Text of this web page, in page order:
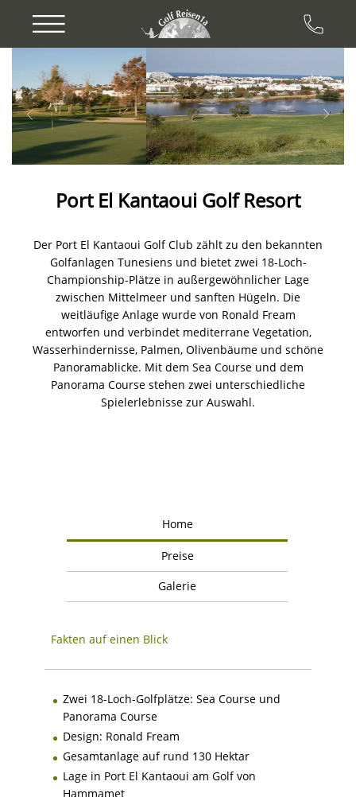
Port El Kantaoui Golf Resort
Der Port El Kantaoui Golf Club zählt zu den bekannten
Golfanlagen Tunesiens und bietet zwei 18-Loch-
Championship-Plätze in außergewöhnlicher Lage
zwischen Mittelmeer und sanften Hügeln. Die
weitläufige Anlage wurde von Ronald Fream
entworfen und verbindet mediterrane Vegetation,
Wasserhindernisse, Palmen, Olivenbäume und schöne
Panoramablicke. Mit dem Sea Course und dem
Panorama Course stehen zwei unterschiedliche
Spielerlebnisse zur Auswahl.
Home
Preise
Galerie
Fakten auf einen Blick
Zwei 18-Loch-Golfplätze: Sea Course und
Panorama Course
Design: Ronald Fream
Gesamtanlage auf rund 130 Hektar
Lage in Port El Kantaoui am Golf von
Hammamet